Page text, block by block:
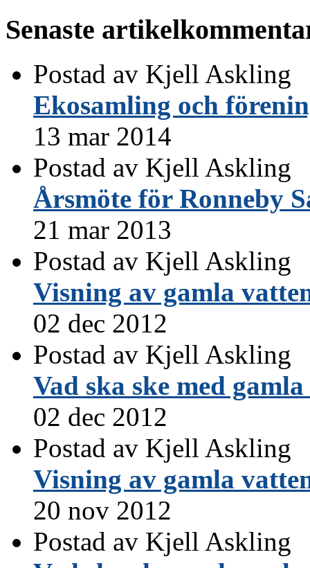
Senaste
Postad av Kjell Askling
Ekosamling och
13 mar 2014
Postad av Kjell Askling
Årsmöte för Ronneby
21 mar 2013
Postad av Kjell Askling
Visning av gamla
02 dec 2012
Postad av Kjell Askling
Vad ska ske med
02 dec 2012
Postad av Kjell Askling
Visning av gamla
20 nov 2012
Postad av Kjell Askling